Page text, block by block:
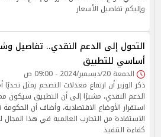
وإليكم تفاصيل الأسعار
التحول إلى الدعم النقدي.. تفاصيل
أساسي للتطبيق
الجمعة 20/ديسمبر/2024 - 09:00 ص
ذكر الوزير أن ارتفاع معدلات التضخم يمثل تحديًا
الدعم النقدي، مشيرًا إلى أن التطبيق سيكون
استقرار الأوضاع الاقتصادية، وأضاف أن
الاستفادة من التجارب العالمية في هذا المجال
كفاءة التنفيذ